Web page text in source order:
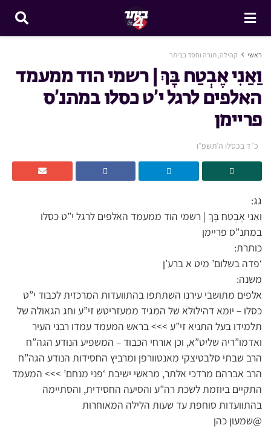
ראשי קהילה, תורה וחסד בביתר
וַאַנִי אֶבְטַח בָּךְ | רשמי הוד ממעמד
האלפים לרגל י’ט כסלו במתנ’ס
פריימן
כ״ד בכסלו ה׳תשפ״ו
גג:
וַאַנִי אֶבְטַח בָּךְ | רשמי הוד ממעמד האלפים לרגל י”ט כסלו
במתנ”ס פריימן
כותרת:
‘פדה בשלום’ מיט א ברע’ן
משנה:
אלפים מתושבי עירנו השתתפו בהתוועדות המרכזית לכבוד י”ט
כסלו – יומא דהילולא של המגיד ממעזריטש זי”ע וחג הגאולה של
תלמידו בעל התניא זי”ע >>> בראש המעמד עמדו רבני העיר
ואדמו”ריה שליט”א, וכן אורחי הכבוד – המשפיע הנודע הגה”ח
הרב שבתי סלבטיצקי מאנטוורפן ומרביץ החסידות הנודע הגה”ח
הרב אברהם מרדכי אלתר, מראשי ישיבת ‘פני מנחם’ >>> המעמד
התקיים ביוזמת לשכת רה”ע והסיעה החסידית, והסתיימה
בהתוועדות סוחפת עד שעות הלילה המאוחרות
@שמעון כהן